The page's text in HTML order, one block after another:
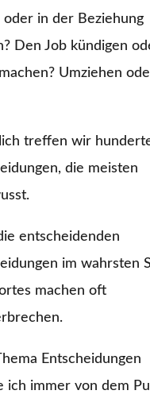
oder in der Beziehung
Den Job kündigen
Umziehen
treffen wir
die meisten
entscheidenden
im wahrsten
machen oft
Entscheidungen
ich immer von dem